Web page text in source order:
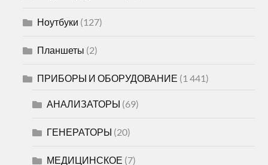
Ноутбуки (127)
Планшеты (2)
ПРИБОРЫ И ОБОРУДОВАНИЕ (1 441)
АНАЛИЗАТОРЫ (69)
ГЕНЕРАТОРЫ (20)
МЕДИЦИНСКОЕ (7)